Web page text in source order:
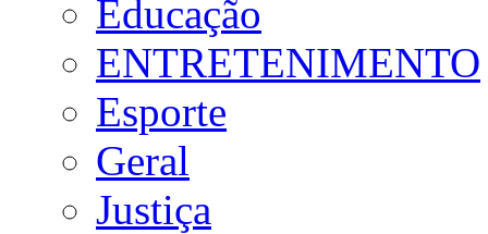
Educação
ENTRETENIMENTO
Esporte
Geral
Justiça